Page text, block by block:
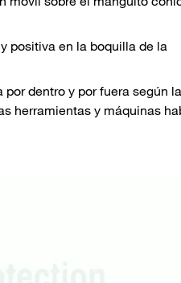
positiva en la boquilla de la
dentro y por fuera según
herramientas y máquinas